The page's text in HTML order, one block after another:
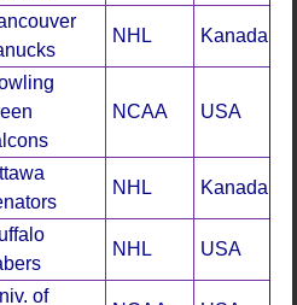
NHL Kanada
NCAA USA
NHL Kanada
NHL USA
of